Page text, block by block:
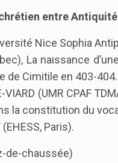
entre
Nice Sophia
La naissance
de Cimitile en 403-404.
VIARD (UMR CPAF
la constitution du
Paris).
de-chaussée)